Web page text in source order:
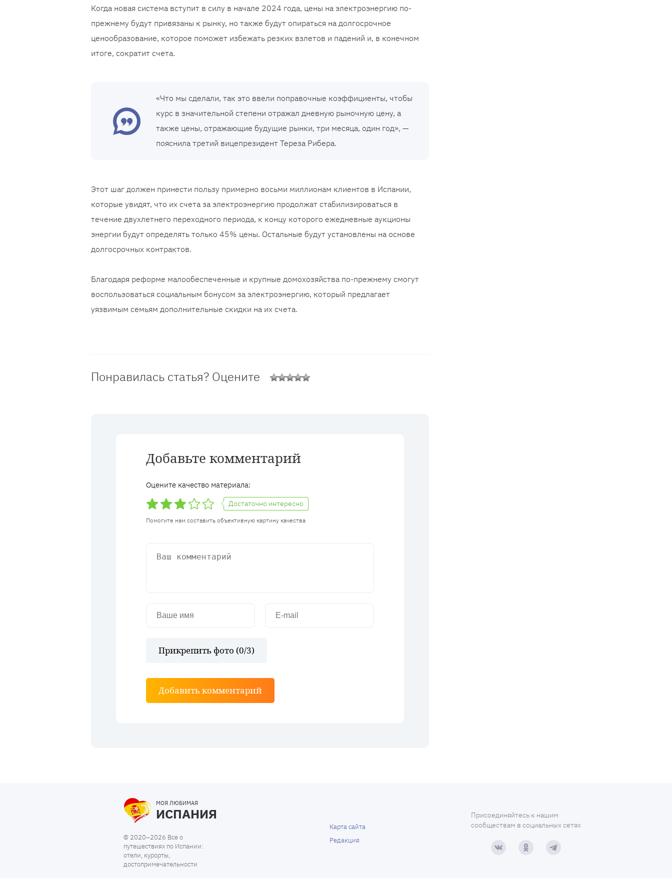
Когда новая система вступит в силу в начале 2024 года, цены на электроэнергию по-
прежнему будут привязаны к рынку, но также будут опираться на долгосрочное
ценообразование, которое поможет избежать резких взлетов и падений и, в конечном
итоге, сократит счета.
«Что мы сделали, так это ввели поправочные коэффициенты, чтобы
курс в значительной степени отражал дневную рыночную цену, а
также цены, отражающие будущие рынки, три месяца, один год», —
пояснила третий вицепрезидент Тереза Рибера.
Этот шаг должен принести пользу примерно восьми миллионам клиентов в Испании,
которые увидят, что их счета за электроэнергию продолжат стабилизироваться в
течение двухлетнего переходного периода, к концу которого ежедневные аукционы
энергии будут определять только 45% цены. Остальные будут установлены на основе
долгосрочных контрактов.
Благодаря реформе малообеспеченные и крупные домохозяйства по-прежнему смогут
воспользоваться социальным бонусом за электроэнергию, который предлагает
уязвимым семьям дополнительные скидки на их счета.
Понравилась статья? Оцените
Добавьте комментарий
Оцените качество материала:
Достаточно интересно
Помогите нам составить объективную картину качества
Прикрепить фото (0/3)
Добавить комментарий
МОЯ ЛЮБИМАЯ
ИСПАНИЯ
© 2020–2026 Все о
путешествиях по Испании:
отели, курорты,
достопримечательности
Карта сайта
Редакция
Присоединяйтесь к нашим
сообществам в социальных сетях